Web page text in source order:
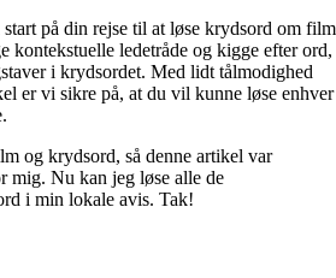
på din rejse til at løse krydsord om film
kontekstuelle ledetråde og kigge efter ord,
i krydsordet. Med lidt tålmodighed
er vi sikre på, at du vil kunne løse enhver
og krydsord, så denne artikel var
Nu kan jeg løse alle de
i min lokale avis. Tak!